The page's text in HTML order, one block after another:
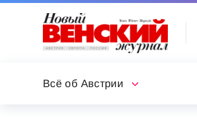
Всё об Австрии